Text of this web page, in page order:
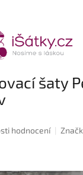
šaty
hodnocení